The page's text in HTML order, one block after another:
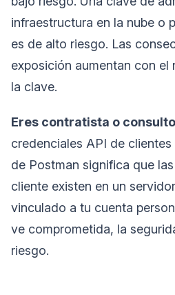
infraestructura en la nube o
es de alto riesgo. Las
exposición aumentan con el
la clave.
Eres contratista o
credenciales API de
de Postman significa que
cliente existen en un
vinculado a tu cuenta
ve comprometida, la
riesgo.